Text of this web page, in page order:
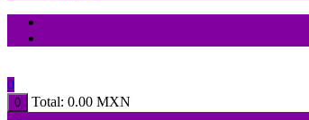
0
0 Total: 0.00 MXN